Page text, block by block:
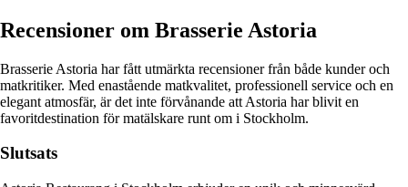
Recensioner om Brasserie Astoria
Brasserie Astoria har fått utmärkta recensioner från både kunder och
matkritiker. Med enastående matkvalitet, professionell service och en
elegant atmosfär, är det inte förvånande att Astoria har blivit en
favoritdestination för matälskare runt om i Stockholm.
Slutsats